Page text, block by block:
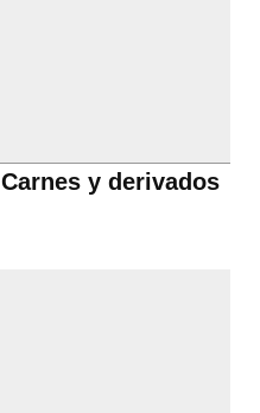
Carnes y derivados